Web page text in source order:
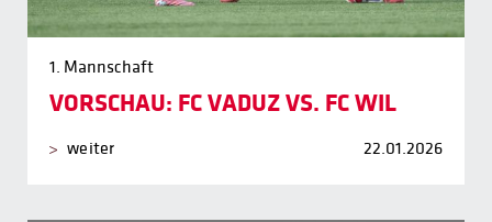
1. Mannschaft
VORSCHAU: FC VADUZ VS. FC WIL
weiter 22.01.2026